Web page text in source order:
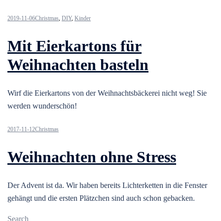
2019-11-06Christmas, DIY, Kinder
Mit Eierkartons für
Weihnachten basteln
Wirf die Eierkartons von der Weihnachtsbäckerei nicht weg! Sie
werden wunderschön!
2017-11-12Christmas
Weihnachten ohne Stress
Der Advent ist da. Wir haben bereits Lichterketten in die Fenster
gehängt und die ersten Plätzchen sind auch schon gebacken.
Search